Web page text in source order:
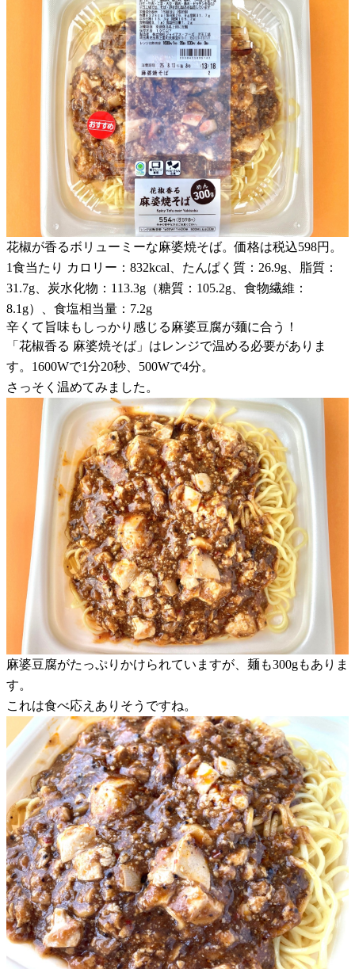
花椒が香るボリューミーな麻婆焼そば。価格は税込598円。
1食当たり カロリー：832kcal、たんぱく質：26.9g、脂質：
31.7g、炭水化物：113.3g（糖質：105.2g、食物繊維：
8.1g）、食塩相当量：7.2g
辛くて旨味もしっかり感じる麻婆豆腐が麺に合う！
「花椒香る 麻婆焼そば」はレンジで温める必要がありま
す。1600Wで1分20秒、500Wで4分。
さっそく温めてみました。
麻婆豆腐がたっぷりかけられていますが、麺も300gもありま
す。
これは食べ応えありそうですね。